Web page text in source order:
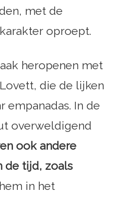
met de
oproept.
heropenen met
die de lijken
empanadas. In de
overweldigend
ook andere
de tijd, zoals
in het